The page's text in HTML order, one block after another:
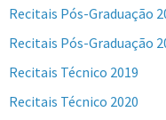
Recitais Pós-Graduação
Recitais Pós-Graduação
Recitais Técnico 2019
Recitais Técnico 2020